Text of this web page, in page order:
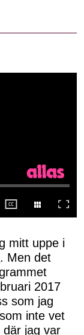
mitt uppe i
. Men det
2017
som jag
inte vet
jag var